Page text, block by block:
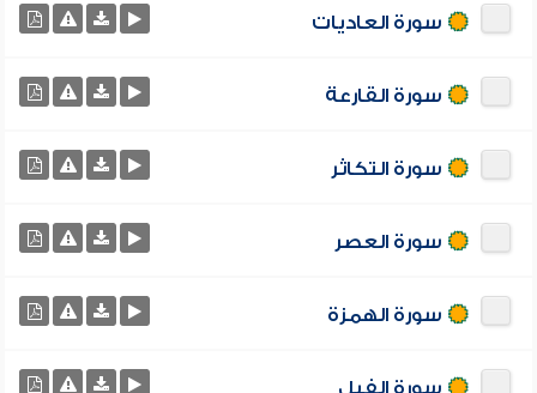
سورة العاديات
سورة القارعة
سورة التكاثر
سورة العصر
سورة الهمزة
سورة الفيل